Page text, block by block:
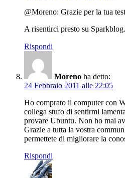
@Moreno: Grazie per la tua
A risentirci presto su
Rispondi
Moreno ha detto:
24 Febbraio 2011 alle 22:05
Ho comprato il computer con
collega stufo di sentirmi
provare Ubuntu. Non ho mai
Grazie a tutta la vostra
permettete di migliorare la
Rispondi